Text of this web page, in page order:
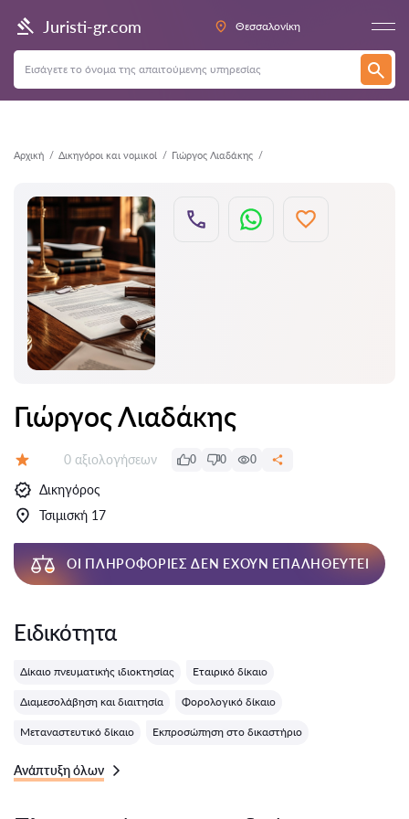
Juristi-gr.com Θεσσαλονίκη
Αρχική Δικηγόροι και νομικοί Γιώργος Λιαδάκης
Πίσω
Γιώργος Λιαδάκης
Αξιολογήσεις:
0 αξιολογήσεων 0 0 0
Δικηγόρος
Τσιμισκή 17
ΟΙ ΠΛΗΡΟΦΟΡΊΕΣ ΔΕΝ ΈΧΟΥΝ ΕΠΑΛΗΘΕΥΤΕΊ
Ειδικότητα
Δίκαιο πνευματικής ιδιοκτησίας Εταιρικό δίκαιο
Διαμεσολάβηση και διαιτησία Φορολογικό δίκαιο
Μεταναστευτικό δίκαιο Εκπροσώπηση στο δικαστήριο
Ανάπτυξη όλων